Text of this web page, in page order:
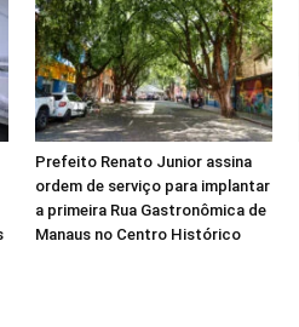
Prefeito Renato Junior assina
ordem de serviço para implantar
a primeira Rua Gastronômica de
Manaus no Centro Histórico